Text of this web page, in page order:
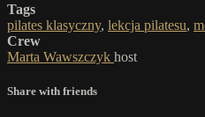
Tags
pilates klasyczny, lekcja pilatesu,
Crew
Marta Wawszczyk host
Share with friends